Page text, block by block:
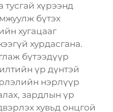
тусгай хүрээнд
бүтэх
хугацааг
хурдасгана.
бүтээдүүр
үр дүнтэй
нэрлүүр
зардлын үр
хувьд онцгой